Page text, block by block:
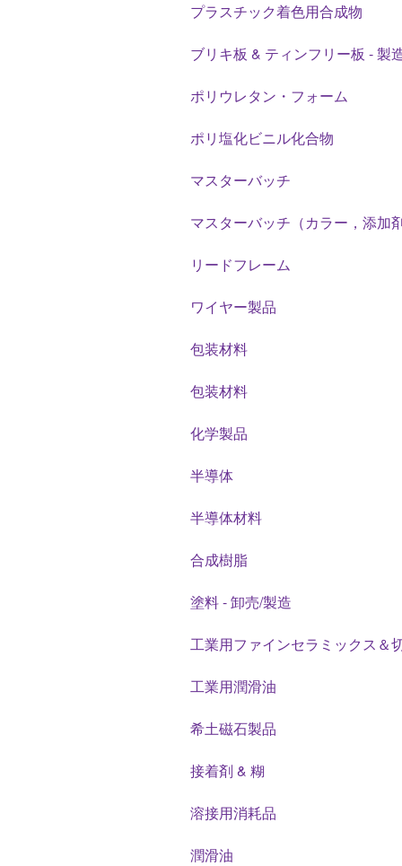
プラスチック着色用合成物
ブリキ板 & ティンフリー板 - 製
ポリウレタン・フォーム
ポリ塩化ビニル化合物
マスターバッチ
マスターバッチ（カラー，添加
リードフレーム
ワイヤー製品
包装材料
包装材料
化学製品
半導体
半導体材料
合成樹脂
塗料 - 卸売/製造
工業用ファインセラミックス＆
工業用潤滑油
希土磁石製品
接着剤 & 糊
溶接用消耗品
潤滑油